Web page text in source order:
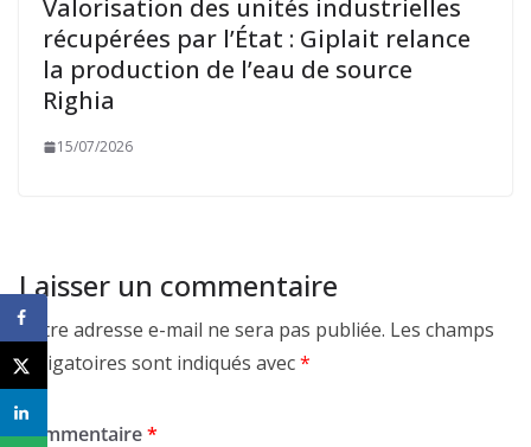
Valorisation des unités industrielles
récupérées par l’État : Giplait relance
la production de l’eau de source
Righia
15/07/2026
Laisser un commentaire
Votre adresse e-mail ne sera pas publiée. Les champs
obligatoires sont indiqués avec*
Commentaire*